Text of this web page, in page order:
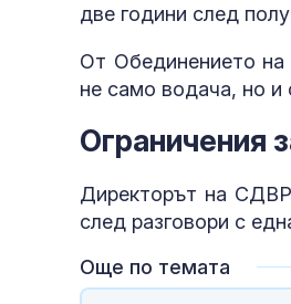
две години след
От Обединението
не само водача, но и
Ограничения
Директорът на СДВР
след разговори с
Още по темата